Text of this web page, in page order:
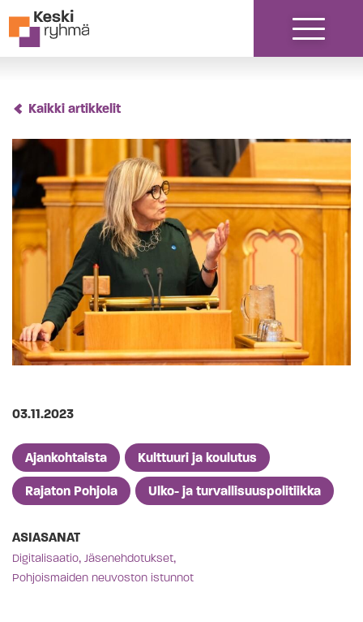
Siirry sisältöön
Kaikki artikkelit
Julkaistu
03.11.2023
Artikkelien kategoriat
Ajankohtaista Kulttuuri ja koulutus
Rajaton Pohjola Ulko- ja turvallisuuspolitiikka
ASIASANAT
Digitalisaatio, Jäsenehdotukset,
Pohjoismaiden neuvoston istunnot